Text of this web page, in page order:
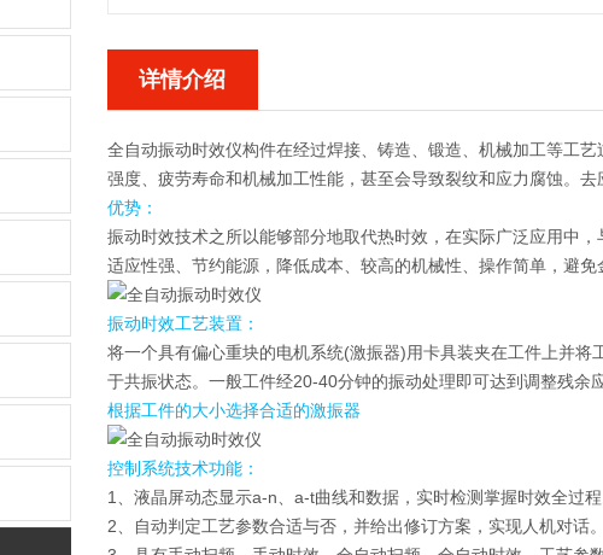
详情介绍
全自动振动时效仪构件在经过焊接、铸造、锻造、机械加工等工
强度、疲劳寿命和机械加工性能，甚至会导致裂纹和应力腐蚀。
优势：
振动时效技术之所以能够部分地取代热时效，在实际广泛应用中
适应性强、节约能源，降低成本、较高的机械性、操作简单，避
振动时效工艺装置：
将一个具有偏心重块的电机系统(激振器)用卡具装夹在工件上并
于共振状态。一般工件经20-40分钟的振动处理即可达到调整残余
根据工件的大小选择合适的激振器
控制系统技术功能：
1、液晶屏动态显示a-n、a-t曲线和数据，实时检测掌握时效全过程
2、自动判定工艺参数合适与否，并给出修订方案，实现人机对话。